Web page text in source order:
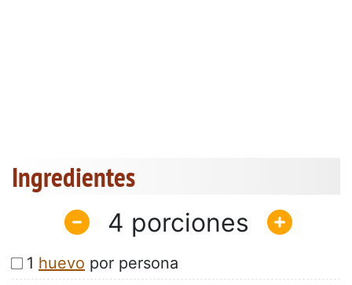
Ingredientes
4
1 huevo por persona